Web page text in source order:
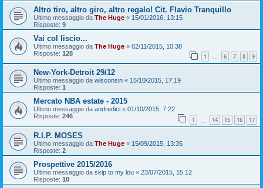
Altro tiro, altro giro, altro regalo! Cit. Flavio Tranquillo
Ultimo messaggio da The Huge « 15/01/2016, 13:15
Risposte: 9
Vai col liscio...
Ultimo messaggio da The Huge « 02/11/2015, 10:38
Risposte: 128 1 6 7 8 9
New-York-Detroit 29/12
Ultimo messaggio da wisconsin « 15/10/2015, 17:19
Risposte: 1
Mercato NBA estate - 2015
Ultimo messaggio da andredici « 01/10/2015, 7:22
Risposte: 246 1 14 15 16 17
R.I.P. MOSES
Ultimo messaggio da The Huge « 15/09/2015, 13:35
Risposte: 2
Prospettive 2015/2016
Ultimo messaggio da skip to my lou « 23/07/2015, 15:12
Risposte: 10